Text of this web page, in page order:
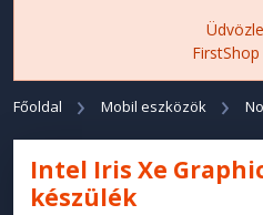
Főoldal Mobil eszközök
Intel Iris Xe
készülék